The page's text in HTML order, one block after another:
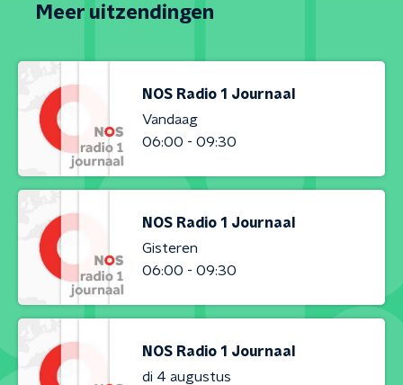
Meer uitzendingen
NOS Radio 1 Journaal
Vandaag
06:00 - 09:30
NOS Radio 1 Journaal
Gisteren
06:00 - 09:30
NOS Radio 1 Journaal
di 4 augustus